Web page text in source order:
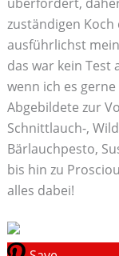
zuständigen
ausführlichst
das war kein Test
wenn ich es
Abgebildete zur
Schnittlauch-,
Bärlauchpesto,
bis hin zu
alles dabei!